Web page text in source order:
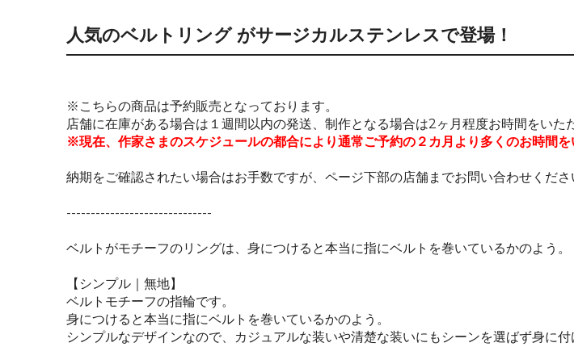
人気のベルトリング がサージカルステンレスで登場！
※こちらの商品は予約販売となっております。
店舗に在庫がある場合は１週間以内の発送、制作となる場合は2ヶ月程度お時間をいた
※現在、作家さまのスケジュールの都合により通常ご予約の２カ月より多くのお時間を
納期をご確認されたい場合はお手数ですが、ページ下部の店舗までお問い合わせくださ
------------------------------
ベルトがモチーフのリングは、身につけると本当に指にベルトを巻いているかのよう。
【シンプル｜無地】
ベルトモチーフの指輪です。
身につけると本当に指にベルトを巻いているかのよう。
シンプルなデザインなので、カジュアルな装いや清楚な装いにもシーンを選ばず身に